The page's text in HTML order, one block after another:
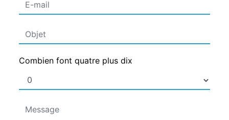
Combien font quatre plus dix